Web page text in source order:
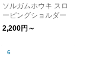
ソルガムホウキ スロ
ーピングショルダー
2,200円～